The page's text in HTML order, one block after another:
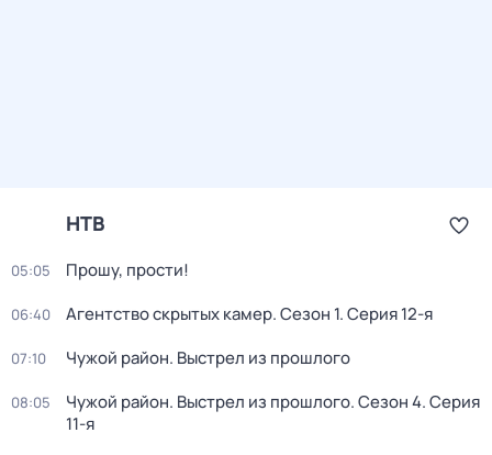
НТВ
05:05 Прошу, прости!
06:40 Агентство скрытых камер. Сезон 1. Серия 12-я
07:10 Чужой район. Выстрел из прошлого
08:05 Чужой район. Выстрел из прошлого. Сезон 4. Серия
11-я